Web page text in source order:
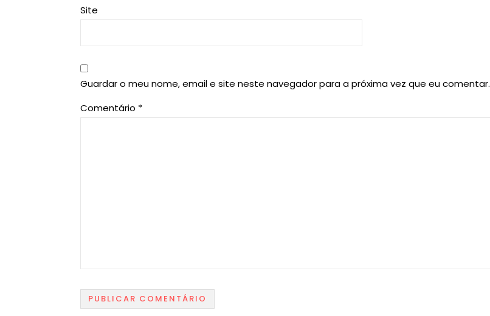
Site
Guardar o meu nome, email e site neste navegador para a próxima vez que eu comentar.
Comentário *